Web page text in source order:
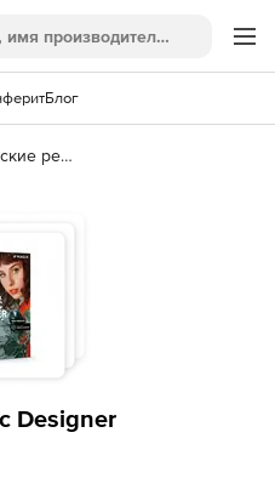
Блог
Графические редакторы
Designer